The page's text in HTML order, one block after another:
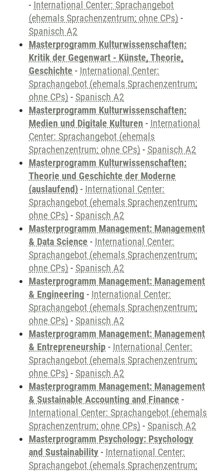
- International Center: Sprachangebot
(ehemals Sprachenzentrum; ohne CPs) -
Spanisch A2
Masterprogramm Kulturwissenschaften:
Kritik der Gegenwart - Künste, Theorie,
Geschichte - International Center:
Sprachangebot (ehemals Sprachenzentrum;
ohne CPs) - Spanisch A2
Masterprogramm Kulturwissenschaften:
Medien und Digitale Kulturen - International
Center: Sprachangebot (ehemals
Sprachenzentrum; ohne CPs) - Spanisch A2
Masterprogramm Kulturwissenschaften:
Theorie und Geschichte der Moderne
(auslaufend) - International Center:
Sprachangebot (ehemals Sprachenzentrum;
ohne CPs) - Spanisch A2
Masterprogramm Management: Management
& Data Science - International Center:
Sprachangebot (ehemals Sprachenzentrum;
ohne CPs) - Spanisch A2
Masterprogramm Management: Management
& Engineering - International Center:
Sprachangebot (ehemals Sprachenzentrum;
ohne CPs) - Spanisch A2
Masterprogramm Management: Management
& Entrepreneurship - International Center:
Sprachangebot (ehemals Sprachenzentrum;
ohne CPs) - Spanisch A2
Masterprogramm Management: Management
& Sustainable Accounting and Finance -
International Center: Sprachangebot (ehemals
Sprachenzentrum; ohne CPs) - Spanisch A2
Masterprogramm Psychology: Psychology
and Sustainability - International Center:
Sprachangebot (ehemals Sprachenzentrum;